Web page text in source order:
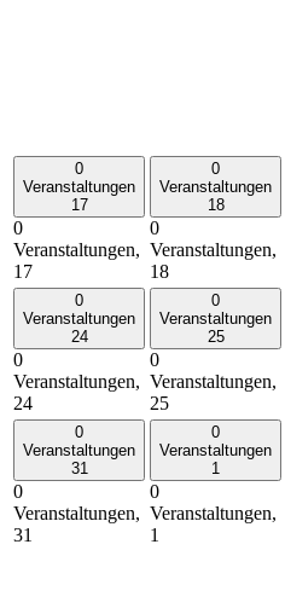
0
Veranstaltungen
17
0
Veranstaltungen,
17
0
Veranstaltungen
18
0
Veranstaltungen,
18
0
Veranstaltungen
24
0
Veranstaltungen,
24
0
Veranstaltungen
25
0
Veranstaltungen,
25
0
Veranstaltungen
31
0
Veranstaltungen,
31
0
Veranstaltungen
1
0
Veranstaltungen,
1